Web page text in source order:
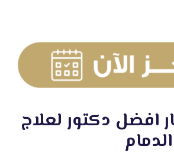
افضل دكتور لعلاج